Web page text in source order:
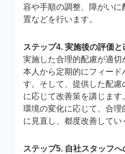
容や手順の調整、障がいに
置などを行います。
ステップ4. 実施後の評価と
実施した合理的配慮が適
本人から定期的にフィード
す。そして、提供した配
に応じて改善策を講じま
環境の変化に応じて、合理
に見直し、都度改善してい
ステップ5. 自社スタッフへ